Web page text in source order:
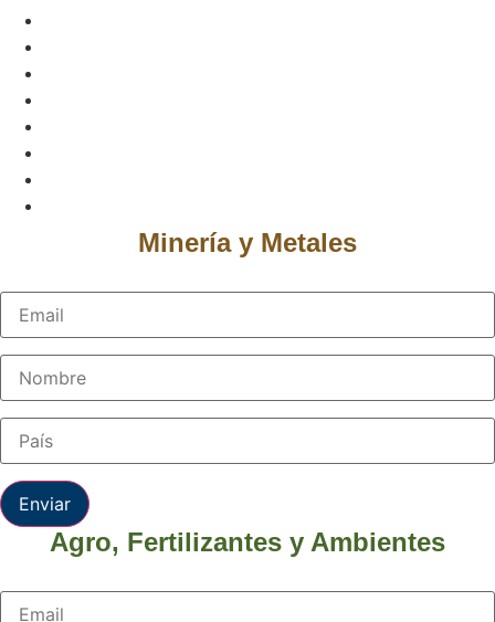
Minería y Metales
Enviar
Agro, Fertilizantes y Ambientes